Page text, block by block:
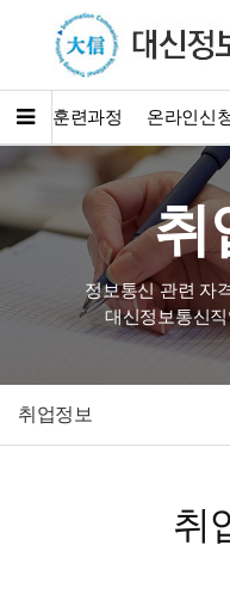
개 훈련과정 온라인신
취
정보통신 관련 자
대신정보통신
취업정보
취